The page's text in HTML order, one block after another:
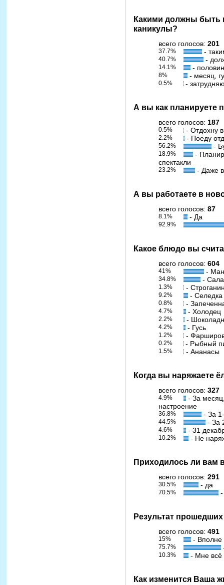
Какими должны быть
каникулы?
всего голосов: 201
37.7% -
40.7% -
14.1% -
8% - месяц,
0.5% -
А вы как планируете
всего голосов: 187
0.5% - Отдохну в
2.2% - Поеду
56.2% -
18.9%
-
спектакли
23.2% - Даже в
А вы работаете в
всего голосов: 87
8.1% - Да
92.9%
Какое блюдо вы
всего голосов: 604
41% -
34.8% -
1.3% -
9.2% -
0.8% -
4.7% - Холодец
2.2% -
4.2% - Гусь
1.2% -
0.2% - Рыбный
1.5% - Ананасы
Когда вы наряжаете
всего голосов: 327
4.9%
- За месяц,
настроение
36.8% - За
44.5% - За
4.6% - 31
10.2% - Не
Приходилось ли вам
всего голосов: 291
30.5% - да
70.5% -
Результат
всего голосов: 491
15% - Вполне
75.7%
10.3% - Мне всё
Как изменится Ваша